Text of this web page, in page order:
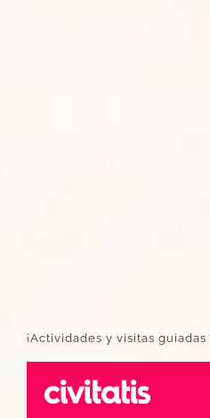
¡Actividades y visitas guiadas